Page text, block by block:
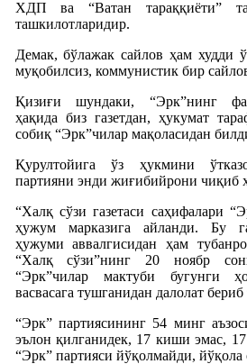
ХДП ва “Ватан тараққиёти”
ташкилотларидир.
Демак, бўлажак сайлов ҳам худди
муқобилсиз, коммунистик бир
Қизиғи шундаки, “Эрк”нинг
ҳақида биз газетдан, ҳукумат
собиқ “Эрк”чилар мақоласидан
Қурултойига ўз ҳукмини
партияни энди жиғибийрони чиқиб
“Халқ сўзи газетаси саҳифалари
ҳужум марказига айланди. Бу
ҳужуми аввалгисидан ҳам
“Халқ сўзи”нинг 20 ноябр
“Эрк”чилар мактуби бугунги
васвасага тушганидан далолат
“Эрк” партиясининг 54 минг
эълон қилганидек, 17 киши эмас,
“Эрк” партияси йўқолмайди, йўқола